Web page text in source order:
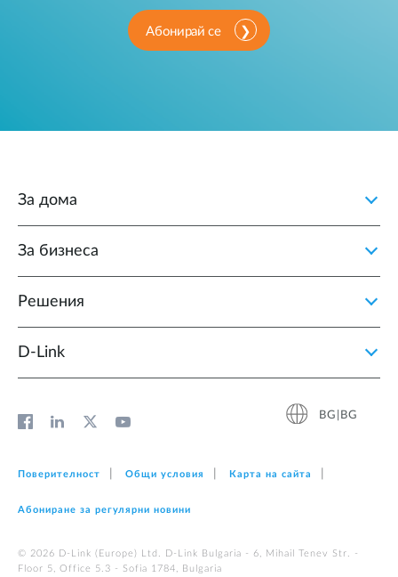
Абонирай се
За дома
За бизнеса
Решения
D‑Link
BG|BG
Поверителност Общи условия Карта на сайта
Абониране за регулярни новини
© 2026 D‑Link (Europe) Ltd. D-Link Bulgaria - 6, Mihail Tenev Str. -
Floor 5, Office 5.3 - Sofia 1784, Bulgaria